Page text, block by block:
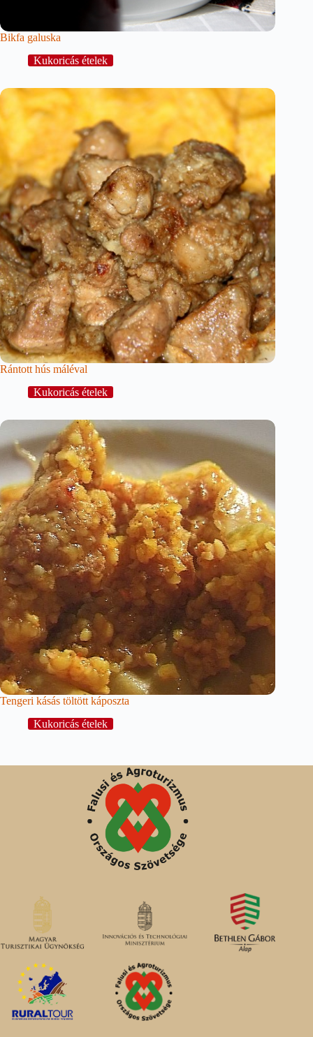
Bikfa galuska
Kukoricás ételek
Rántott hús máléval
Kukoricás ételek
Tengeri kásás töltött káposzta
Kukoricás ételek